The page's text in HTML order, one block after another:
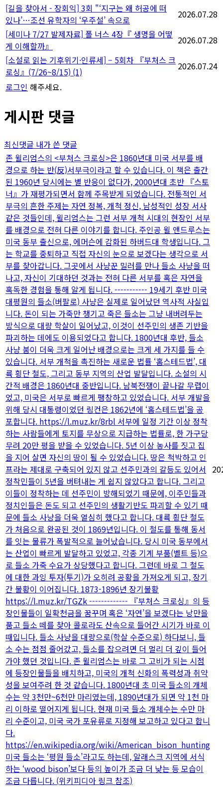
[길을 찾아서 - 장회익] 3회 "‘지구는 왜 허공에 떠
있나’…조선 유학자의 ‘우주설’ 속으로
2026.07.28
[세미나 7/27 발제자료] 폴 너스 4장『 생명을 어떻
게 이해할까』
2026.07.28
[소설로 읽는 기후위기·인류세] – 5회차 『부처스 크
로싱』(7/26~8/15) (1)
2026.07.24
로그인 해주세요.
게시판 댓글
최신댓글 내가 쓴 댓글
존 윌리엄스의 <부처스 크로싱>은 1860년대 미국 서부를 배
경으로 하는 반(反)서부극이라고 할 수 있습니다. 이 책은 출간
된 1960년 당시에는 별 반응이 없다가, 2000년대 초반 『스토
너』가 재평가되면서 함께 주목받게 되었습니다. 전통적인 서
부극의 흔한 주제는 자연 정복, 개척 정신, 남성적인 성장 서사
같은 것들인데, 윌리엄스는 그런 서부 개척 시대의 현장인 서부
를 배경으로 전혀 다른 이야기를 합니다. 주인공 윌 앤드루스는
미국 동부 출신으로, 에머슨에 감화된 하버드대 학생입니다. 그
는 학교를 중퇴하고 직접 자신의 눈으로 보겠다는 생각으로 서
부를 찾아갑니다. 그곳에서 사냥꾼 밀러를 만나 들소 사냥을 떠
나고, 자신이 기대하던 것과는 전혀 다른 서부를 혹은 자연을
혹독한 경험을 통해 알게 됩니다. ----------- 19세기 후반 미국
대평원의 들소(버팔로) 사냥은 실제로 일어났던 역사적 사실입
니다. 돈이 되는 가죽만 챙기고 죽은 들소는 그냥 내버려두는
방식으로 대량 학살이 일어났고, 이것이 선주민의 생존 기반을
파괴하는 데에도 이용되었다고 합니다. 1800년대 후반, 들소
사냥 붐이 더욱 크게 일어난 배경으로는 크게 세 가지를 들 수
있습니다. 서부 개척을 촉진하는 새로운 법률 ‘홈스테드법’, 대
륙 횡단 철도, 그리고 동부 지역의 산업 발달입니다. 소설의 시
간적 배경은 1860년대 중반입니다. 남북전쟁이 끝나갈 무렵이
었고, 미국은 서부로 빠르게 팽창하고 있었습니다. 서부 개발을
위해 당시 대통령이었던 링컨은 1862년에 ‘홈스테드법’을 공
포합니다. https://l.muz.kr/8rbl 서부에 일정 기간 이상 정착
하는 사람들에게 토지를 무상으로 지급하는 법률로, 한 가구당
무려 20만 평을 받을 수 있었습니다. 5년 이상 농사를 짓고 집
을 지어 살면 자신의 땅이 될 수 있었습니다. 땅은 척박하고 인
프라는 제대로 구축되어 있지 않고 선주민과의 갈등도 있어서
정착민들이 5년을 버텨내는 게 쉽지 않았다고 합니다. 그리고
이들이 정착하는 데 선주민이 방해되었기 때문에, 이주민들과
정치인들은 돈도 되고 선주민의 생활기반도 파괴할 수 있기 때
문에 들소 사냥을 더욱 열심히 했다고 합니다. 대륙 횡단 철도
가 처음으로 완공된 것이 1869년입니다. 이 철도를 통해 동서
를 잇는 물류가 폭발적으로 늘어났습니다. 당시 미국 동부에서
는 산업이 빠르게 발달하고 있었고, 각종 기계 부품(벨트 등)으
로 들소 가죽 수요가 상당했다고 합니다. 그런데 바로 그 철도
에 대한 과잉 투자(투기)가 오히려 공황을 가져오게 되고, 장기
간 불황이 이어집니다. 1873-1896년 장기불황
https://l.muz.kr/TGZk ------------- 『부처스 크로싱』의 등
장인물들이 일확천금을 꿈꾸며 혹은 ‘자연’을 보겠다는 낭만을
품고 들소 떼를 찾아 콜로라도 산속으로 들어간 시기가 바로 이
때입니다. 들소 사냥을 대량으로(학살 수준으로) 하다보니, 들
소 수는 점점 줄어갔고, 들소를 잡으려면 더 멀리 더 깊이 들어
가야 했던 것입니다. 존 윌리엄스는 바로 그 고비가 되는 시점
에 등장인물들을 배치하고, 미국의 개척 신화의 폭력성과 취약
성을 보여주려 한 것 같습니다. 1800년대 초 미국 들소의 개체
수는 약 3천만~6천만 마리였는데, 1890년대가 되면 약 1천 마
리 이하로 떨어지게 됩니다. 현재 미국 들소 개체수는 수만 마
리 수준이고, 미국 국가 포유류로 지정해 보고하고 있다고 합니
다.
https://en.wikipedia.org/wiki/American_bison_hunting
미국 들소는 ‘평원 들소’라고도 하는데, 알래스크 지역에 서식
하는 ‘wood bison’보다 등의 높이가 조금 더 낮는 등 모습이
조금 다릅니다. (위키피디아 링크 참조)